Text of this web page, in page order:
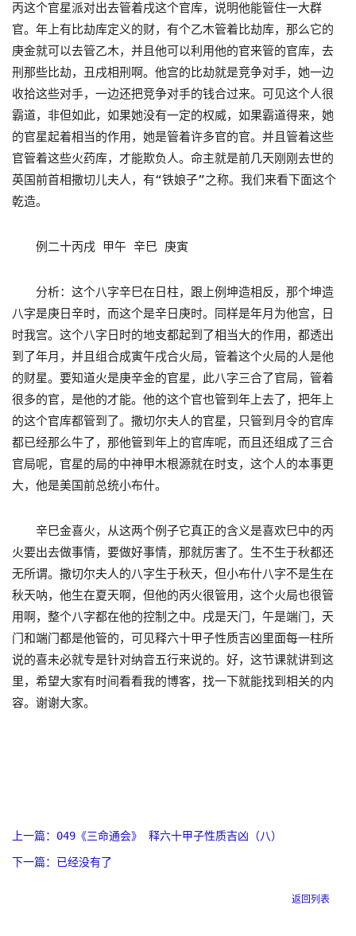
丙这个官星派对出去管着戌这个官库，说明他能管住一大群
官。年上有比劫库定义的财，有个乙木管着比劫库，那么它的
庚金就可以去管乙木，并且他可以利用他的官来管的官库，去
刑那些比劫，丑戌相刑啊。他宫的比劫就是竞争对手，她一边
收拾这些对手，一边还把竞争对手的钱合过来。可见这个人很
霸道，非但如此，如果她没有一定的权威，如果霸道得来，她
的官星起着相当的作用，她是管着许多官的官。并且管着这些
官管着这些火药库，才能欺负人。命主就是前几天刚刚去世的
英国前首相撒切儿夫人，有“铁娘子”之称。我们来看下面这个
乾造。
例二十丙戌 甲午 辛巳 庚寅
分析：这个八字辛巳在日柱，跟上例坤造相反，那个坤造
八字是庚日辛时，而这个是辛日庚时。同样是年月为他宫，日
时我宫。这个八字日时的地支都起到了相当大的作用，都透出
到了年月，并且组合成寅午戌合火局，管着这个火局的人是他
的财星。要知道火是庚辛金的官星，此八字三合了官局，管着
很多的官，是他的才能。他的这个官也管到年上去了，把年上
的这个官库都管到了。撒切尔夫人的官星，只管到月令的官库
都已经那么牛了，那他管到年上的官库呢，而且还组成了三合
官局呢，官星的局的中神甲木根源就在时支，这个人的本事更
大，他是美国前总统小布什。
辛巳金喜火，从这两个例子它真正的含义是喜欢巳中的丙
火要出去做事情，要做好事情，那就厉害了。生不生于秋都还
无所谓。撒切尔夫人的八字生于秋天，但小布什八字不是生在
秋天呐，他生在夏天啊，但他的丙火很管用，这个火局也很管
用啊，整个八字都在他的控制之中。戌是天门，午是端门，天
门和端门都是他管的，可见释六十甲子性质吉凶里面每一柱所
说的喜未必就专是针对纳音五行来说的。好，这节课就讲到这
里，希望大家有时间看看我的博客，找一下就能找到相关的内
容。谢谢大家。
上一篇：049《三命通会》 释六十甲子性质吉凶（八）
下一篇：已经没有了
返回列表